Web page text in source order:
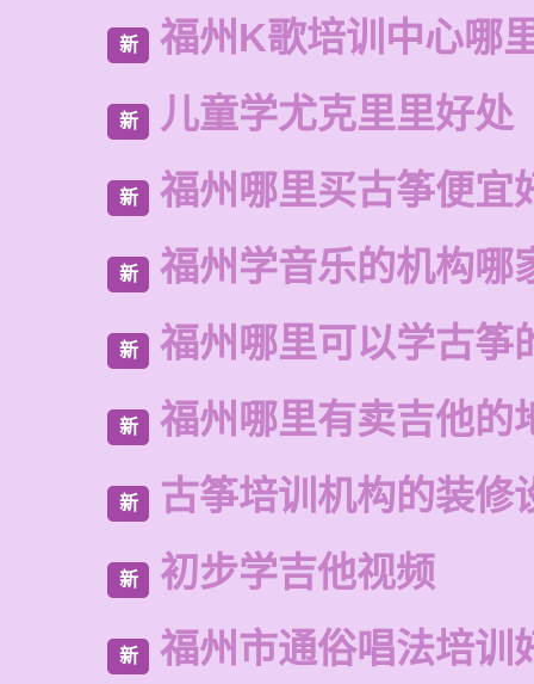
新 福州K歌培训中心哪
新 儿童学尤克里里好处
新 福州哪里买古筝便宜
新 福州学音乐的机构哪
新 福州哪里可以学古筝
新 福州哪里有卖吉他的
新 古筝培训机构的装修
新 初步学吉他视频
新 福州市通俗唱法培训